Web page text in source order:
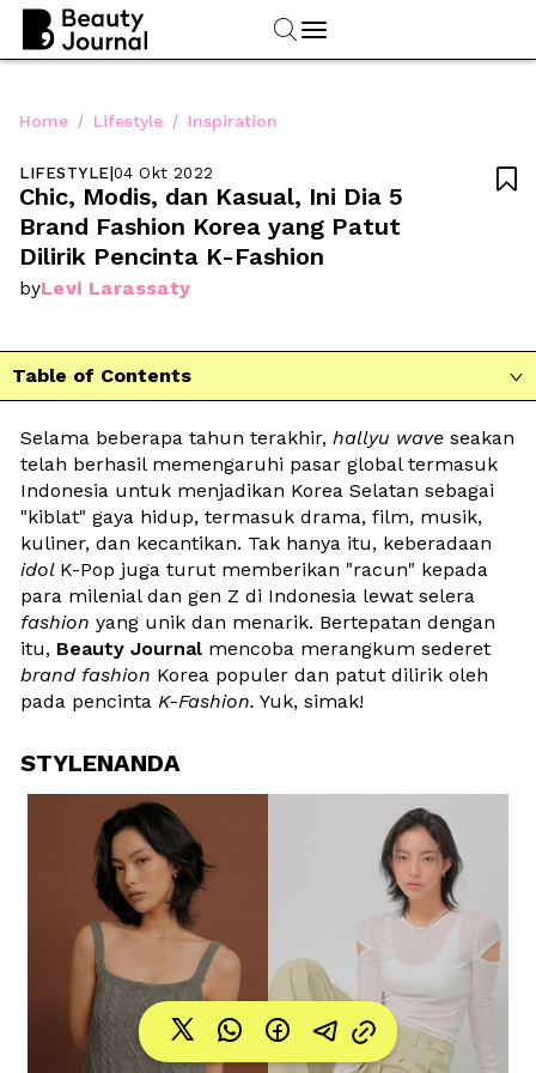
Home / Lifestyle / Inspiration
LIFESTYLE|04 Okt 2022
Chic, Modis, dan Kasual, Ini Dia 5
Brand Fashion Korea yang Patut
Dilirik Pencinta K-Fashion
byLevi Larassaty

Table of Contents 
Selama beberapa tahun terakhir, hallyu wave seakan
telah berhasil memengaruhi pasar global termasuk
Indonesia untuk menjadikan Korea Selatan sebagai
"kiblat" gaya hidup, termasuk drama, film, musik,
idol K-Pop juga turut memberikan "racun" kepada
fashion yang unik dan menarik. Bertepatan dengan
itu, Beauty Journal
brand fashion Korea populer dan patut dilirik oleh
pada pencinta K-Fashion. Yuk, simak!
STYLENANDA